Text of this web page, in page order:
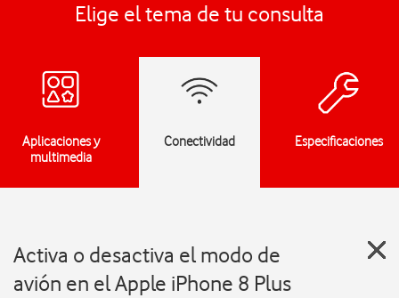
Elige el tema de tu consulta
Aplicaciones y
multimedia
Conectividad Especificaciones
Activa o desactiva el modo de
avión en el Apple iPhone 8 Plus